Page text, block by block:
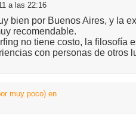
a las 22:16
bien por Buenos Aires, y la
recomendable.
no tiene costo, la filosofía
con personas de otros
muy poco) en